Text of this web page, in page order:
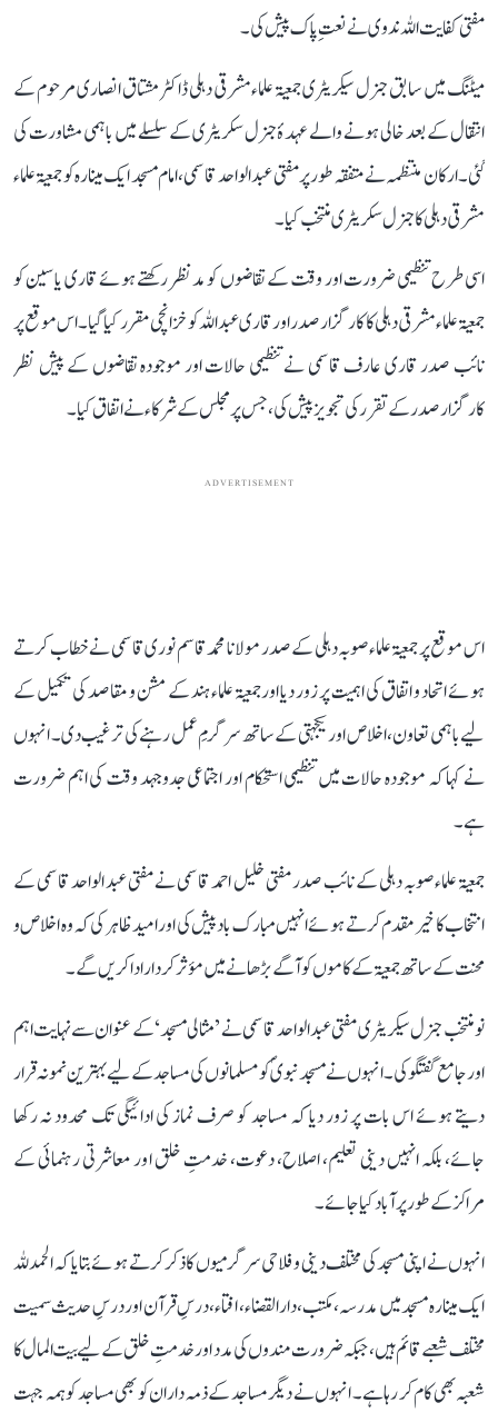
مفتی کفایت اللہ ندوی نے نعتِ پاک پیش کی۔
میٹنگ میں سابق جنرل سیکریٹری جمعیۃ علماء مشرقی دہلی ڈاکٹر مشتاق انصاری مرحوم کے
انتقال کے بعد خالی ہونے والے عہدۂ جنرل سکریٹری کے سلسلے میں باہمی مشاورت کی
گئی۔ ارکان منتظمہ نے متفقہ طور پر مفتی عبد الواحد قاسمی، امام مسجد ایک مینارہ کو جمعیۃ علماء
مشرقی دہلی کا جنرل سکریٹری منتخب کیا۔
اسی طرح تنظیمی ضرورت اور وقت کے تقاضوں کو مدنظر رکھتے ہوئے قاری یاسین کو
جمعیۃ علماء مشرقی دہلی کا کارگزار صدر اور قاری عبد اللہ کو خزانچی مقرر کیا گیا۔ اس موقع پر
نائب صدر قاری عارف قاسمی نے تنظیمی حالات اور موجودہ تقاضوں کے پیش نظر
کارگزار صدر کے تقرر کی تجویز پیش کی، جس پر مجلس کے شرکاء نے اتفاق کیا۔
ADVERTISEMENT
اس موقع پر جمعیۃ علماء صوبہ دہلی کے صدر مولانا محمد قاسم نوری قاسمی نے خطاب کرتے
ہوئے اتحاد و اتفاق کی اہمیت پر زور دیا اور جمعیۃ علماء ہند کے مشن و مقاصد کی تکمیل کے
لیے باہمی تعاون، اخلاص اور یکجہتی کے ساتھ سرگرمِ عمل رہنے کی ترغیب دی۔ انہوں
نے کہا کہ موجودہ حالات میں تنظیمی استحکام اور اجتماعی جدوجہد وقت کی اہم ضرورت
ہے۔
جمعیۃ علماء صوبہ دہلی کے نائب صدر مفتی خلیل احمد قاسمی نے مفتی عبد الواحد قاسمی کے
انتخاب کا خیر مقدم کرتے ہوئے انہیں مبارک باد پیش کی اور امید ظاہر کی کہ وہ اخلاص و
محنت کے ساتھ جمعیۃ کے کاموں کو آگے بڑھانے میں مؤثر کردار ادا کریں گے۔
نو منتخب جنرل سیکریٹری مفتی عبد الواحد قاسمی نے ’مثالی مسجد‘ کے عنوان سے نہایت اہم
اور جامع گفتگو کی۔ انہوں نے مسجد نبویؐ کو مسلمانوں کی مساجد کے لیے بہترین نمونہ قرار
دیتے ہوئے اس بات پر زور دیا کہ مساجد کو صرف نماز کی ادائیگی تک محدود نہ رکھا
جائے، بلکہ انہیں دینی تعلیم، اصلاح، دعوت، خدمتِ خلق اور معاشرتی رہنمائی کے
مراکز کے طور پر آباد کیا جائے۔
انہوں نے اپنی مسجد کی مختلف دینی و فلاحی سرگرمیوں کا ذکر کرتے ہوئے بتایا کہ الحمدللہ
ایک مینارہ مسجد میں مدرسہ، مکتب، دارالقضاء، افتاء، درسِ قرآن اور درسِ حدیث سمیت
مختلف شعبے قائم ہیں، جبکہ ضرورت مندوں کی مدد اور خدمتِ خلق کے لیے بیت المال کا
شعبہ بھی کام کر رہا ہے۔ انہوں نے دیگر مساجد کے ذمہ داران کو بھی مساجد کو ہمہ جہت